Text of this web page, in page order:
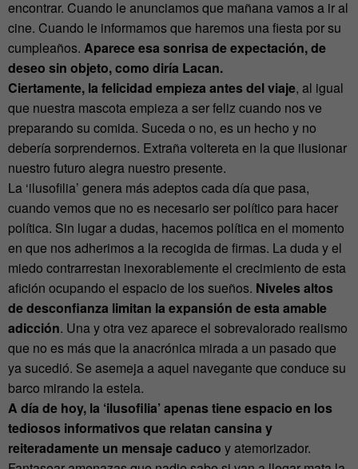
encontrar. Cuando le anunciamos que mañana vamos a ir al
cine. Cuando le informamos que haremos una fiesta por su
cumpleaños. Aparece esa sonrisa de expectación, de
deseo sin objeto, como diría Lacan.
Ciertamente, la felicidad empieza antes del viaje, al igual
que nuestra mascota empieza a ser feliz cuando nos ve
preparando su comida. Suceda o no, es un hecho y no
debería sorprendernos. Extraña voltereta en la que ilusionar
nuestro futuro alegra nuestro presente.
La ‘ilusofilia’ genera más adeptos cada día que pasa,
cuando vemos que no es necesario ser político para hacer
política. Sin lugar a dudas, hacemos política en el momento
en que nos adherimos a la recogida de firmas. La duda y el
miedo contrarrestan inexorablemente el crecimiento de esta
afición ocupando el espacio de los sueños. Niveles altos
de desconfianza limitan la expansión de esta amable
adicción. Una y otra vez aparece el sobrevalorado realismo
que no es más que la anacrónica mirada a un pasado que
ya sucedió. Se asemeja a aquel navegante que conduce su
barco mirando la estela.
A día de hoy, la ‘ilusofilia’ apenas tiene espacio en los
tediosos informativos que relatan cansina y
reiteradamente un mensaje caduco y atemorizador.